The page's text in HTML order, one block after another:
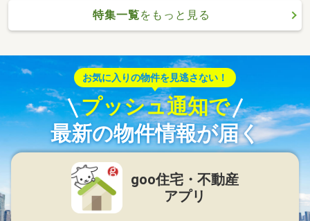
特集一覧をもっと見る
お気に入りの物件を見逃さない！
プッシュ通知で
最新の物件情報が届く
goo住宅・不動産
アプリ